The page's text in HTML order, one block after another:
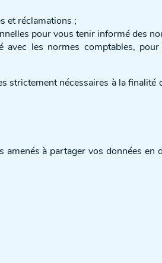
et réclamations ;
pour vous tenir informé des
les normes comptables,
strictement nécessaires à la
à partager vos données